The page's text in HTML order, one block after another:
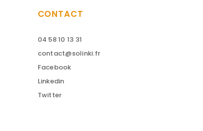
CONTACT
04 58 10 13 31
contact@solinki.fr
Facebook
Linkedin
Twitter